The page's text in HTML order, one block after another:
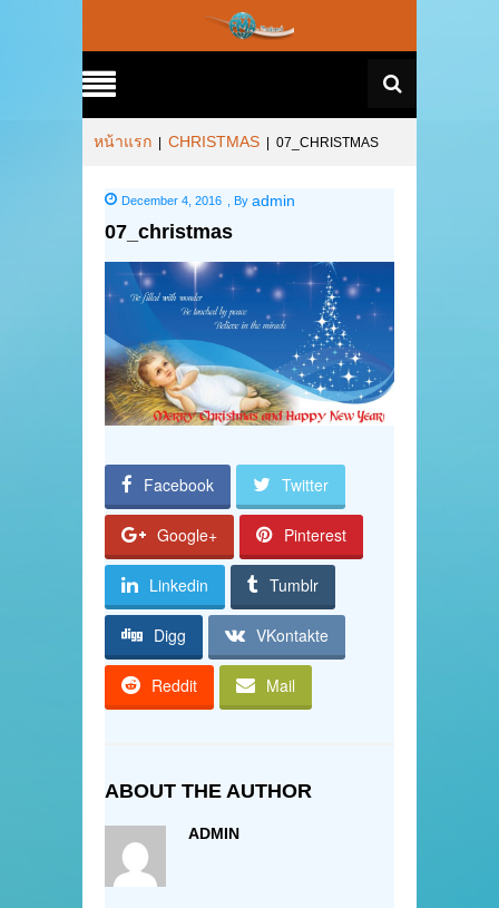
หน้าแรก CHRISTMAS 07_CHRISTMAS
December 4, 2016 By admin
07_christmas
Facebook Twitter
Google+ Pinterest
Linkedin Tumblr
Digg VKontakte
Reddit Mail
ABOUT THE AUTHOR
ADMIN